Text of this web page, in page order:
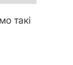
такі